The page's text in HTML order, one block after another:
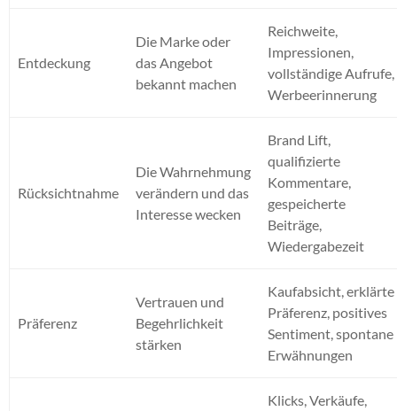
Entdeckung
Die Marke oder
das Angebot
bekannt machen
Reichweite,
Impressionen,
vollständige Aufrufe,
Werbeerinnerung
Rücksichtnahme
Die Wahrnehmung
verändern und das
Interesse wecken
Brand Lift,
qualifizierte
Kommentare,
gespeicherte
Beiträge,
Wiedergabezeit
Präferenz
Vertrauen und
Begehrlichkeit
stärken
Kaufabsicht, erklärte
Präferenz, positives
Sentiment, spontane
Erwähnungen
Klicks, Verkäufe,